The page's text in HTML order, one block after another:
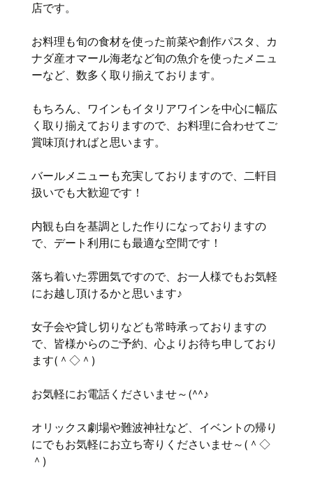
店です。
お料理も旬の食材を使った前菜や創作パスタ、カ
ナダ産オマール海老など旬の魚介を使ったメニュ
ーなど、数多く取り揃えております。
もちろん、ワインもイタリアワインを中心に幅広
く取り揃えておりますので、お料理に合わせてご
賞味頂ければと思います。
バールメニューも充実しておりますので、二軒目
扱いでも大歓迎です！
内観も白を基調とした作りになっておりますの
で、デート利用にも最適な空間です！
落ち着いた雰囲気ですので、お一人様でもお気軽
にお越し頂けるかと思います♪
女子会や貸し切りなども常時承っておりますの
で、皆様からのご予約、心よりお待ち申しており
ます(＾◇＾)
お気軽にお電話くださいませ～(^^♪
オリックス劇場や難波神社など、イベントの帰り
にでもお気軽にお立ち寄りくださいませ～(＾◇
＾)